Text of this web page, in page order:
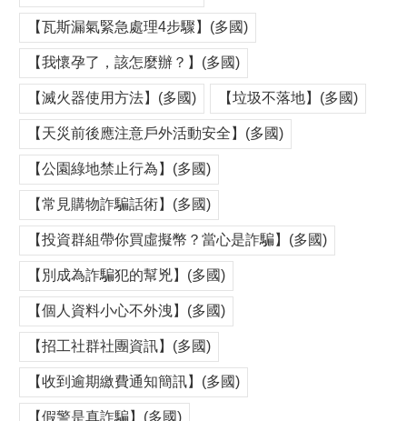
【瓦斯漏氣緊急處理4步驟】(多國)
【我懷孕了，該怎麼辦？】(多國)
【滅火器使用方法】(多國) 【垃圾不落地】(多國)
【天災前後應注意戶外活動安全】(多國)
【公園綠地禁止行為】(多國)
【常見購物詐騙話術】(多國)
【投資群組帶你買虛擬幣？當心是詐騙】(多國)
【別成為詐騙犯的幫兇】(多國)
【個人資料小心不外洩】(多國)
【招工社群社團資訊】(多國)
【收到逾期繳費通知簡訊】(多國)
【假警是真詐騙】(多國)